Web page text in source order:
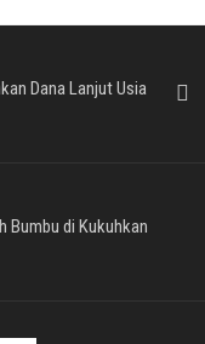
Dana Lanjut Usia
Bumbu di Kukuhkan